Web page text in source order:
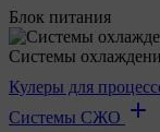
Блок питания
Системы
Кулеры для
Системы СЖО